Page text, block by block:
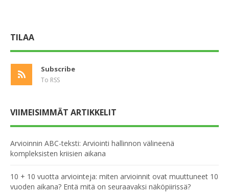
TILAA
Subscribe
To RSS
VIIMEISIMMÄT ARTIKKELIT
Arvioinnin ABC-teksti: Arviointi hallinnon välineenä
kompleksisten kriisien aikana
10 + 10 vuotta arviointeja: miten arvioinnit ovat muuttuneet 10
vuoden aikana? Entä mitä on seuraavaksi näköpiirissä?